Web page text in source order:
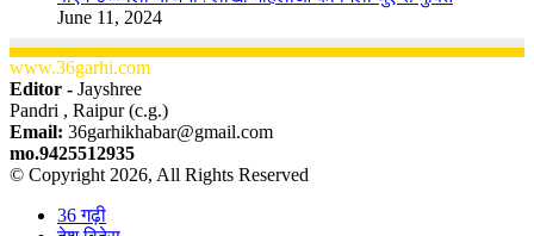
June 11, 2024
www.36garhi.com
Editor - Jayshree
Pandri , Raipur (c.g.)
Email: 36garhikhabar@gmail.com
mo.9425512935
© Copyright 2026, All Rights Reserved
36 गढ़ी